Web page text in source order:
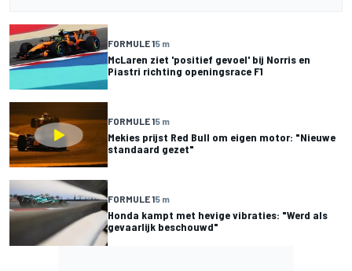
FORMULE 15 m
McLaren ziet 'positief gevoel' bij Norris en
Piastri richting openingsrace F1
FORMULE 15 m
Mekies prijst Red Bull om eigen motor: "Nieuwe
standaard gezet"
FORMULE 15 m
Honda kampt met hevige vibraties: "Werd als
gevaarlijk beschouwd"